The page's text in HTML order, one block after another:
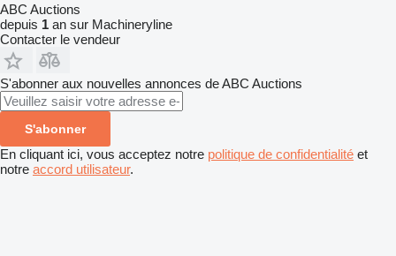
ABC Auctions
depuis 1 an sur Machineryline
Contacter le vendeur
S'abonner aux nouvelles annonces de ABC Auctions
S'abonner
En cliquant ici, vous acceptez notre politique de confidentialité et
notre accord utilisateur.